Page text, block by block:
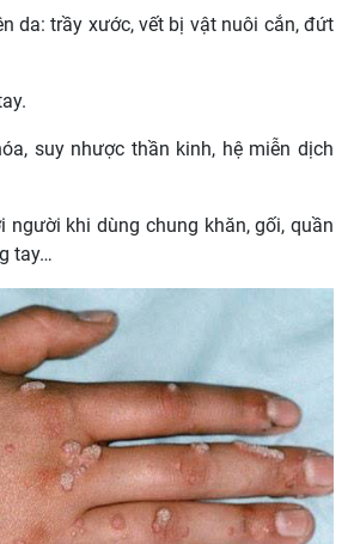
da: trầy xước, vết bị vật nuôi cắn, đứt
suy nhược thần kinh, hệ miễn dịch
khi dùng chung khăn, gối, quần
tay…